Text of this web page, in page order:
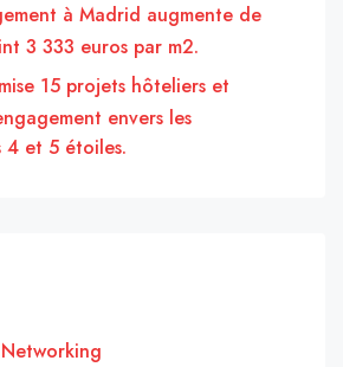
à Madrid augmente de
3 333 euros par m2.
15 projets hôteliers et
envers les
4 et 5 étoiles.